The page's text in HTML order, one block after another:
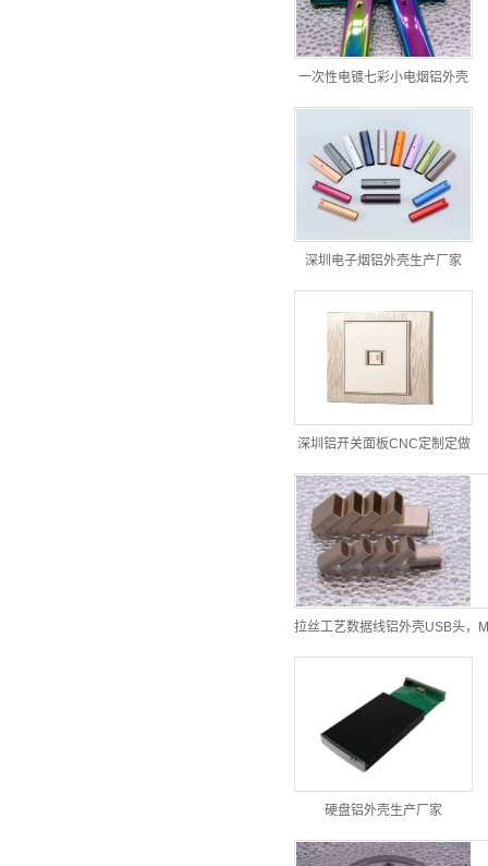
一次性电镀七彩小电烟铝外壳
深圳电子烟铝外壳生产厂家
深圳铝开关面板CNC定制定做
拉丝工艺数据线铝外壳USB头，
硬盘铝外壳生产厂家